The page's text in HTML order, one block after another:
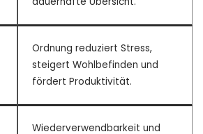
Ordnung reduziert Stress,
steigert Wohlbefinden und
fördert Produktivität.
Wiederverwendbarkeit und